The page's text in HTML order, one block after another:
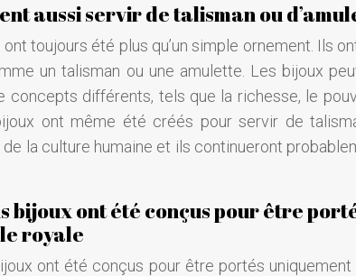
aussi servir de talisman ou
ont toujours été plus qu’un simple ornement. Ils
un talisman ou une amulette. Les bijoux
concepts différents, tels que la richesse, le
ont même été créés pour servir de
la culture humaine et ils continueront
bijoux ont été conçus pour être
royale
ont été conçus pour être portés